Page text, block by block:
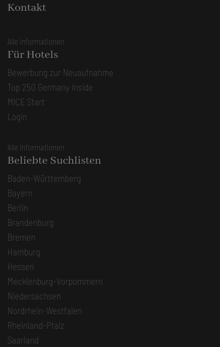
Kontakt
Alle Informationen
Für Hotels
Bewerbung zur Neuaufnahme
Top 250 Germany Inside
MICE Start
Login
Alle Informationen
Beliebte Suchlisten
Baden-Württemberg
Bayern
Berlin
Brandenburg
Bremen
Hamburg
Hessen
Mecklenburg-Vorpommern
Niedersachsen
Nordrhein-Westfalen
Rheinland-Pfalz
Saarland